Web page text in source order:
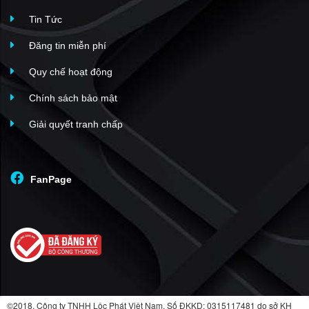
Tin Tức
Đăng tin miễn phí
Quy chế hoạt động
Chính sách bảo mật
Giải quyết tranh chấp
FanPage
©2018. Công ty TNHH Lộc Phát Việt Nam. Số ĐKKD: 0315117481 do sở KH